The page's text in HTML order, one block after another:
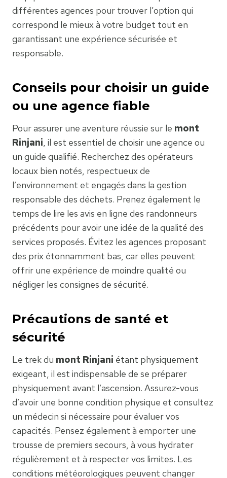
différentes agences pour trouver l’option qui
correspond le mieux à votre budget tout en
garantissant une expérience sécurisée et
responsable.
Conseils pour choisir un guide
ou une agence fiable
Pour assurer une aventure réussie sur le mont
Rinjani, il est essentiel de choisir une agence ou
un guide qualifié. Recherchez des opérateurs
locaux bien notés, respectueux de
l’environnement et engagés dans la gestion
responsable des déchets. Prenez également le
temps de lire les avis en ligne des randonneurs
précédents pour avoir une idée de la qualité des
services proposés. Évitez les agences proposant
des prix étonnamment bas, car elles peuvent
offrir une expérience de moindre qualité ou
négliger les consignes de sécurité.
Précautions de santé et
sécurité
Le trek du mont Rinjani étant physiquement
exigeant, il est indispensable de se préparer
physiquement avant l’ascension. Assurez-vous
d’avoir une bonne condition physique et consultez
un médecin si nécessaire pour évaluer vos
capacités. Pensez également à emporter une
trousse de premiers secours, à vous hydrater
régulièrement et à respecter vos limites. Les
conditions météorologiques peuvent changer